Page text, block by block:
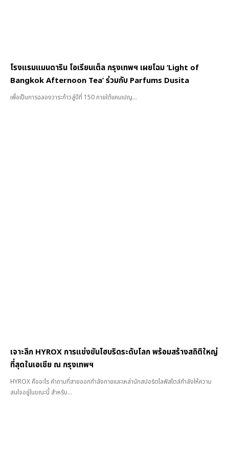
โรงแรมแมนดาริน โอเรียนเต็ล กรุงเทพฯ เผยโฉม ‘Light of
Bangkok Afternoon Tea’ ร่วมกับ Parfums Dusita
เพื่อเป็นการฉลองวาระก้าวสู่ปีที่ 150 ภายใต้แคมเปญ...
เจาะลึก HYROX การแข่งขันไฮบริดระดับโลก พร้อมสร้างสถิติใหญ่
ที่สุดในเอเชีย ณ กรุงเทพฯ
HYROX คืออะไร คำถามที่สายออกกำลังกายและเหล่านักสปอร์ตไลฟ์สไตล์กำลังให้ความ
สนใจอยู่ในขณะนี้ สำหรับ...